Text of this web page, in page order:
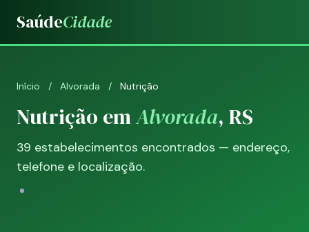
SaúdeCidade
Início / Alvorada / Nutrição
Nutrição emAlvorada, RS
39 estabelecimentos encontrados — endereço,
telefone e localização.